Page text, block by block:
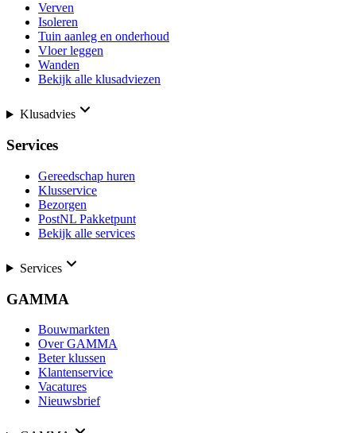
Verven
Isoleren
Tuin aanleg en onderhoud
Vloer leggen
Wanden
Bekijk alle klusadviezen
Klusadvies
Services
Gereedschap huren
Klusservice
Bezorgen
PostNL Pakketpunt
Bekijk alle services
Services
GAMMA
Bouwmarkten
Over GAMMA
Beter klussen
Klantenservice
Vacatures
Nieuwsbrief